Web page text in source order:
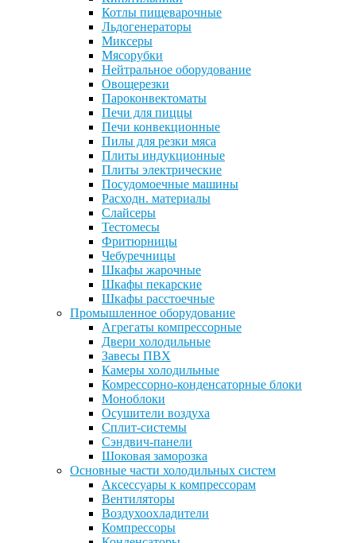
Котлы пищеварочные
Льдогенераторы
Миксеры
Мясорубки
Нейтральное оборудование
Овощерезки
Пароконвектоматы
Печи для пиццы
Печи конвекционные
Пилы для резки мяса
Плиты индукционные
Плиты электрические
Посудомоечные машины
Расходн. материалы
Слайсеры
Тестомесы
Фритюрницы
Чебуречницы
Шкафы жарочные
Шкафы пекарские
Шкафы расстоечные
Промышленное оборудование
Агрегаты компрессорные
Двери холодильные
Завесы ПВХ
Камеры холодильные
Комрессорно-конденсаторные блоки
Моноблоки
Осушители воздуха
Сплит-системы
Сэндвич-панели
Шоковая заморозка
Основные части холодильных систем
Аксессуары к компрессорам
Вентиляторы
Воздухоохладители
Компрессоры